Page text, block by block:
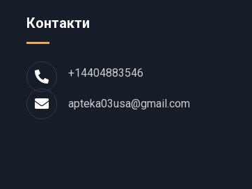
Контакти
+14404883546
apteka03usa@gmail.com